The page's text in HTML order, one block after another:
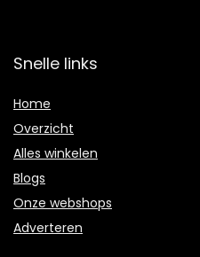
Snelle links
Home
Overzicht
Alles winkelen
Blogs
Onze webshops
Adverteren